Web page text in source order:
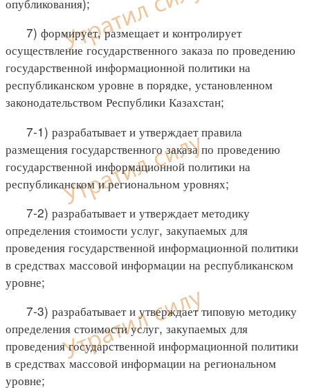
7) формирует, размещает и контролирует
осуществление государственного заказа по проведению
государственной информационной политики на
республиканском уровне в порядке, установленном
законодательством Республики Казахстан;
7-1) разрабатывает и утверждает правила
размещения государственного заказа по проведению
государственной информационной политики на
республиканском и региональном уровнях;
7-2) разрабатывает и утверждает методику
определения стоимости услуг, закупаемых для
проведения государственной информационной политики
в средствах массовой информации на республиканском
уровне;
7-3) разрабатывает и утверждает типовую методику
определения стоимости услуг, закупаемых для
проведения государственной информационной политики
в средствах массовой информации на региональном
уровне;